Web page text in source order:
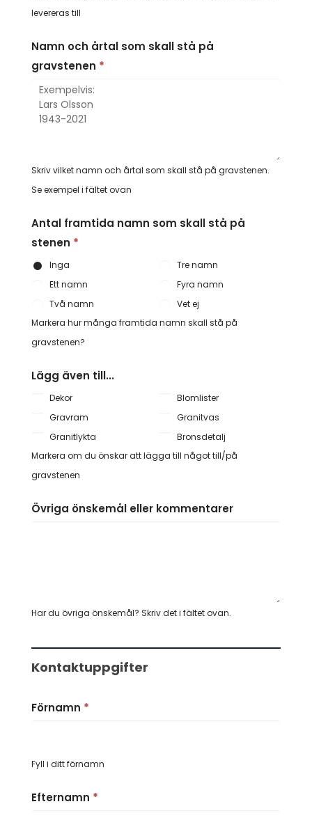
levereras till
Namn och årtal som skall stå på
gravstenen *
Skriv vilket namn och årtal som skall stå på gravstenen.
Se exempel i fältet ovan
Antal framtida namn som skall stå på
stenen *
Inga
Tre namn
Ett namn
Fyra namn
Två namn
Vet ej
Markera hur många framtida namn skall stå på
gravstenen?
Lägg även till...
Dekor
Blomlister
Gravram
Granitvas
Granitlykta
Bronsdetalj
Markera om du önskar att lägga till något till/på
gravstenen
Övriga önskemål eller kommentarer
Har du övriga önskemål? Skriv det i fältet ovan.
Kontaktuppgifter
Förnamn *
Fyll i ditt förnamn
Efternamn *